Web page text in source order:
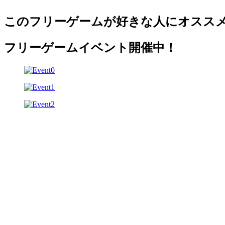
このフリーゲームが好きな人にオスス
フリーゲームイベント開催中！